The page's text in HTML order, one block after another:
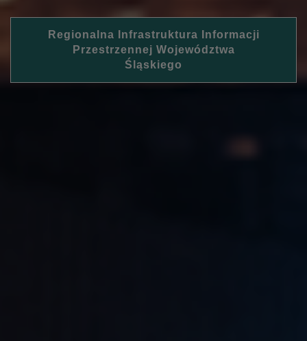
Regionalna Infrastruktura Informacji
Przestrzennej Województwa
Śląskiego